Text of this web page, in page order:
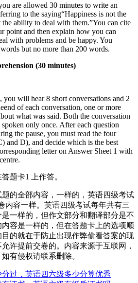
are allowed 30 minutes to write an
to the saying“Happiness is not the
the ability to deal with them.”You can cite
point and then explain how you can
with problems and be happy. You
but no more than 200 words.
(30 minutes)
you will hear 8 short conversations and 2
of each conversation, one or more
what was said. Both the conversation
only once. After each question
the pause, you must read the four
and D), and decide which is the best
letter on Answer Sheet 1 with
题卡1 上作答。
的全部内容，一样的，英语四级考试
内容一样。英语四级考试每年共有三
一样的，但作文部分和翻译部分是不
容是一样的，但在答题卡上的选项顺
的就在于防止出现作弊偷看答案的现
许提前交卷的。内容来源于互联网，
有侵权请联系删除。
分过，英语四六级多少分算优秀